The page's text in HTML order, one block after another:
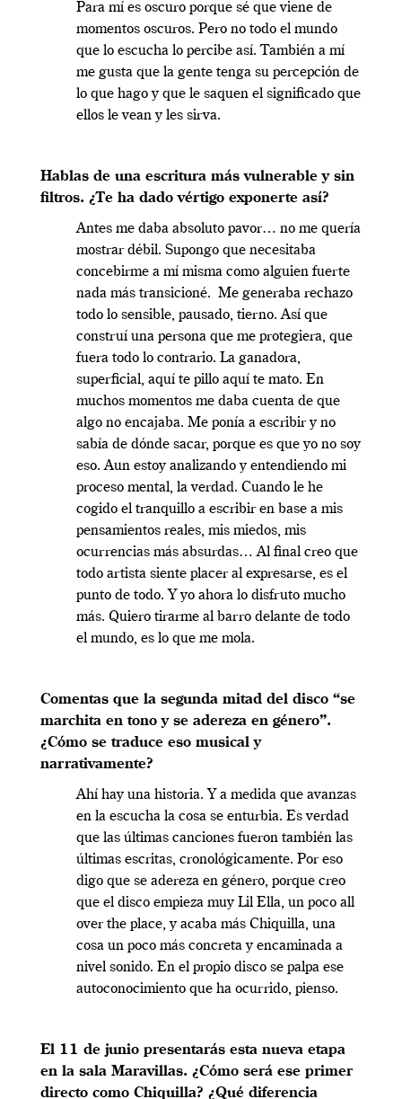
Para mí es oscuro porque sé que viene de
momentos oscuros. Pero no todo el mundo
que lo escucha lo percibe así. También a mí
me gusta que la gente tenga su percepción de
lo que hago y que le saquen el significado que
ellos le vean y les sirva.
Hablas de una escritura más vulnerable y sin
filtros. ¿Te ha dado vértigo exponerte así?
Antes me daba absoluto pavor… no me quería
mostrar débil. Supongo que necesitaba
concebirme a mí misma como alguien fuerte
nada más transicioné. Me generaba rechazo
todo lo sensible, pausado, tierno. Así que
construí una persona que me protegiera, que
fuera todo lo contrario. La ganadora,
superficial, aquí te pillo aquí te mato. En
muchos momentos me daba cuenta de que
algo no encajaba. Me ponía a escribir y no
sabía de dónde sacar, porque es que yo no soy
eso. Aun estoy analizando y entendiendo mi
proceso mental, la verdad. Cuando le he
cogido el tranquillo a escribir en base a mis
pensamientos reales, mis miedos, mis
ocurrencias más absurdas… Al final creo que
todo artista siente placer al expresarse, es el
punto de todo. Y yo ahora lo disfruto mucho
más. Quiero tirarme al barro delante de todo
el mundo, es lo que me mola.
Comentas que la segunda mitad del disco “se
marchita en tono y se adereza en género”.
¿Cómo se traduce eso musical y
narrativamente?
Ahí hay una historia. Y a medida que avanzas
en la escucha la cosa se enturbia. Es verdad
que las últimas canciones fueron también las
últimas escritas, cronológicamente. Por eso
digo que se adereza en género, porque creo
que el disco empieza muy Lil Ella, un poco all
over the place, y acaba más Chiquilla, una
cosa un poco más concreta y encaminada a
nivel sonido. En el propio disco se palpa ese
autoconocimiento que ha ocurrido, pienso.
El 11 de junio presentarás esta nueva etapa
en la sala Maravillas. ¿Cómo será ese primer
directo como Chiquilla? ¿Qué diferencia